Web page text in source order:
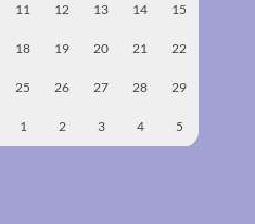
11 12 13 14 15
18 19 20 21 22
25 26 27 28 29
1 2 3 4 5